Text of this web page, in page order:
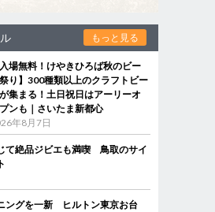
もっと見る
入場無料！けやきひろば秋のビー
り】300種類以上のクラフトビー
集まる！土日祝日はアーリーオ
ンも｜さいたま新都心
年8月7日
て絶品ジビエも満喫 鳥取のサイ
ングを一新 ヒルトン東京お台